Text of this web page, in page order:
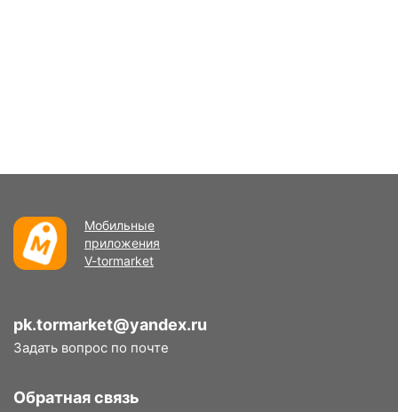
Мобильные
приложения
V-tormarket
pk.tormarket@yandex.ru
Задать вопрос по почте
Обратная связь